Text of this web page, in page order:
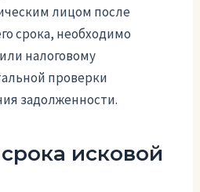
лицом после
срока, необходимо
налоговому
проверки
задолженности.
исковой